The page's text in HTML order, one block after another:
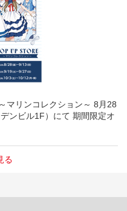
マリンコレクション～ 8月28
ンビル1F）にて 期間限定オ
る